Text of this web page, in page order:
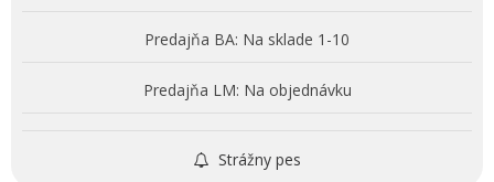
Predajňa BA: Na sklade 1-10
Predajňa LM: Na objednávku
Strážny pes